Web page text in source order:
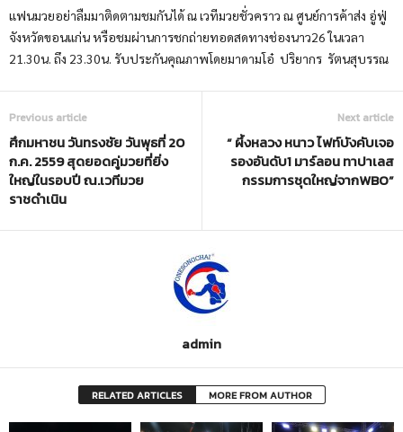
แฟนมวยอย่าลืมมาติดตามชมกันได้ ณ เวทีมวยชั่วคราว ณ ศูนย์การค้าส่ง อู่ฟู่
จังหวัดขอนแก่น หรือชมผ่านการชกถ่ายทอดสดทางช่องนาว26 ในเวลา
21.30น. ถึง 23.30น. รับประกันคุณภาพโดยมาดามโอ๋ ปริยากร รัตนสุบรรณ
Previous article
ศึกมหาชน วันทรงชัย วันพุธที่ 20
ก.ค. 2559 สุดยอดคู่มวยที่ยิ่ง
ใหญ่ในรอบปี ณ.เวทีมวย
ราชดำเนิน
Next article
“ ผึ้งหลวง หนาว ไฟท์บังคับเจอ
รองอันดับ1 มาร์ลอน ทาปาเลส
กรรมการชุดใหญ่จากWBO”
admin
RELATED ARTICLES MORE FROM AUTHOR